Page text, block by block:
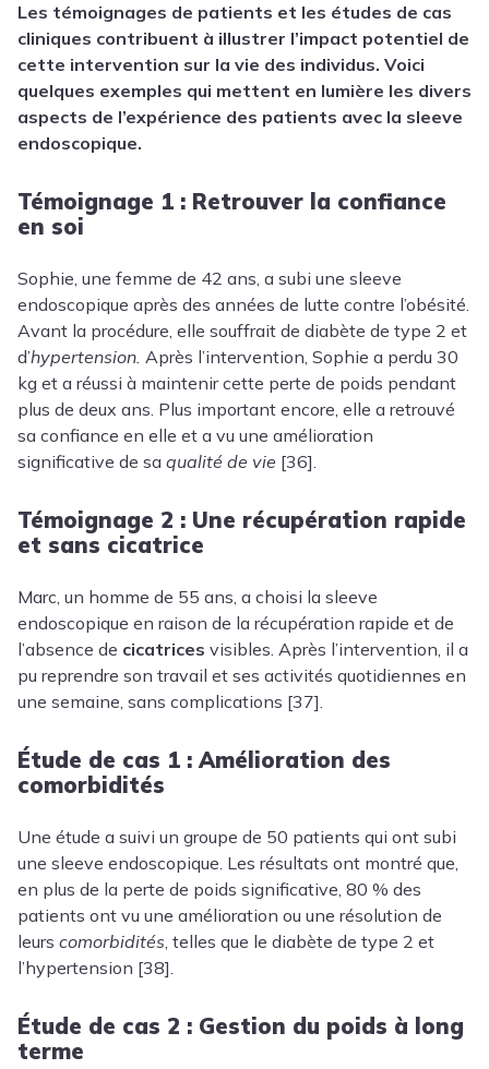
Les témoignages de patients et les études de cas
cliniques contribuent à illustrer l’impact potentiel de
cette intervention sur la vie des individus. Voici
quelques exemples qui mettent en lumière les divers
aspects de l’expérience des patients avec la sleeve
endoscopique.
Témoignage 1 : Retrouver la confiance
en soi
Sophie, une femme de 42 ans, a subi une sleeve
endoscopique après des années de lutte contre l’obésité.
Avant la procédure, elle souffrait de diabète de type 2 et
d’hypertension. Après l’intervention, Sophie a perdu 30
kg et a réussi à maintenir cette perte de poids pendant
plus de deux ans. Plus important encore, elle a retrouvé
sa confiance en elle et a vu une amélioration
significative de sa qualité de vie [36].
Témoignage 2 : Une récupération rapide
et sans cicatrice
Marc, un homme de 55 ans, a choisi la sleeve
endoscopique en raison de la récupération rapide et de
l’absence de cicatrices visibles. Après l’intervention, il a
pu reprendre son travail et ses activités quotidiennes en
une semaine, sans complications [37].
Étude de cas 1 : Amélioration des
comorbidités
Une étude a suivi un groupe de 50 patients qui ont subi
une sleeve endoscopique. Les résultats ont montré que,
en plus de la perte de poids significative, 80 % des
patients ont vu une amélioration ou une résolution de
leurs comorbidités, telles que le diabète de type 2 et
l’hypertension [38].
Étude de cas 2 : Gestion du poids à long
terme